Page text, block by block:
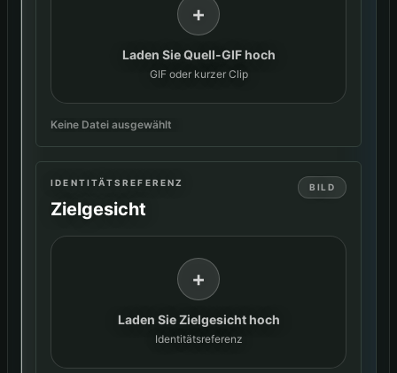
+
Laden Sie Quell-GIF hoch
GIF oder kurzer Clip
Keine Datei ausgewählt
IDENTITÄTSREFERENZ
Zielgesicht
BILD
+
Laden Sie Zielgesicht hoch
Identitätsreferenz